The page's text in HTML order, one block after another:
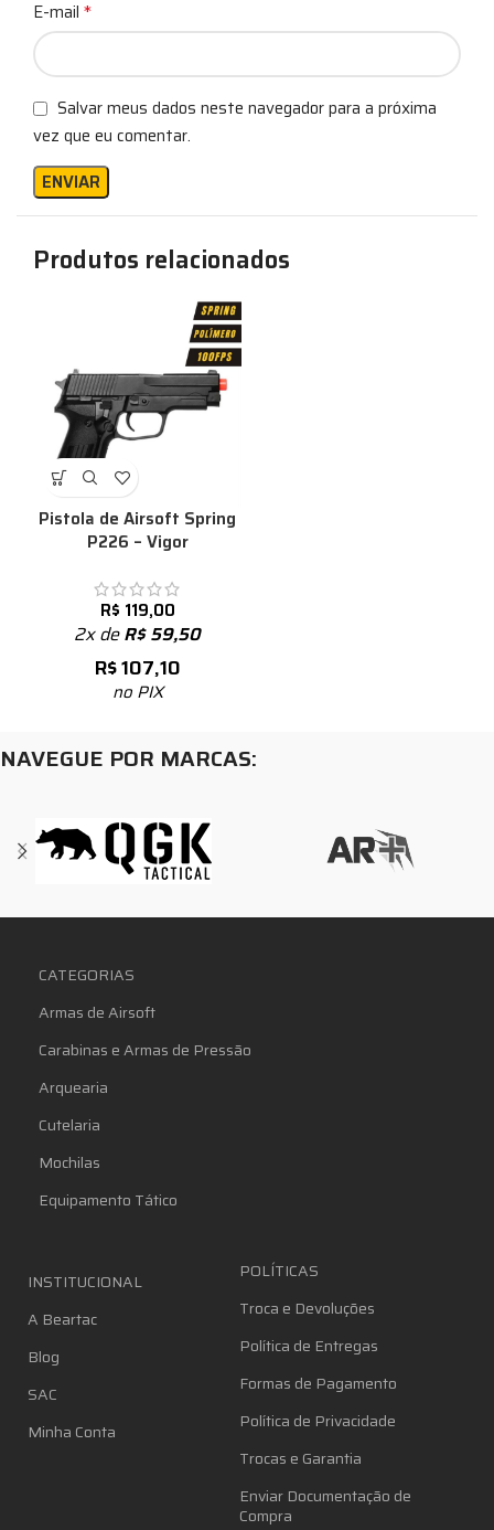
E-mail *
Salvar meus dados neste navegador para a próxima
vez que eu comentar.
Produtos relacionados
Pistola de Airsoft Spring
P226 – Vigor
R$ 119,00
2x deR$59,50
R$107,10
no PIX
NAVEGUE POR MARCAS:
CATEGORIAS
Armas de Airsoft
Carabinas e Armas de Pressão
Arquearia
Cutelaria
Mochilas
Equipamento Tático
INSTITUCIONAL
A Beartac
Blog
SAC
Minha Conta
POLÍTICAS
Troca e Devoluções
Política de Entregas
Formas de Pagamento
Política de Privacidade
Trocas e Garantia
Enviar Documentação de
Compra